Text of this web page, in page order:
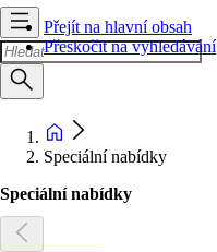
Přejít na hlavní obsah
Přeskočit na vyhledávání
Speciální nabídky
Speciální nabídky